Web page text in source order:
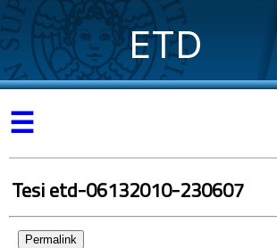
ETD
☰
Tesi etd-06132010-230607
Permalink